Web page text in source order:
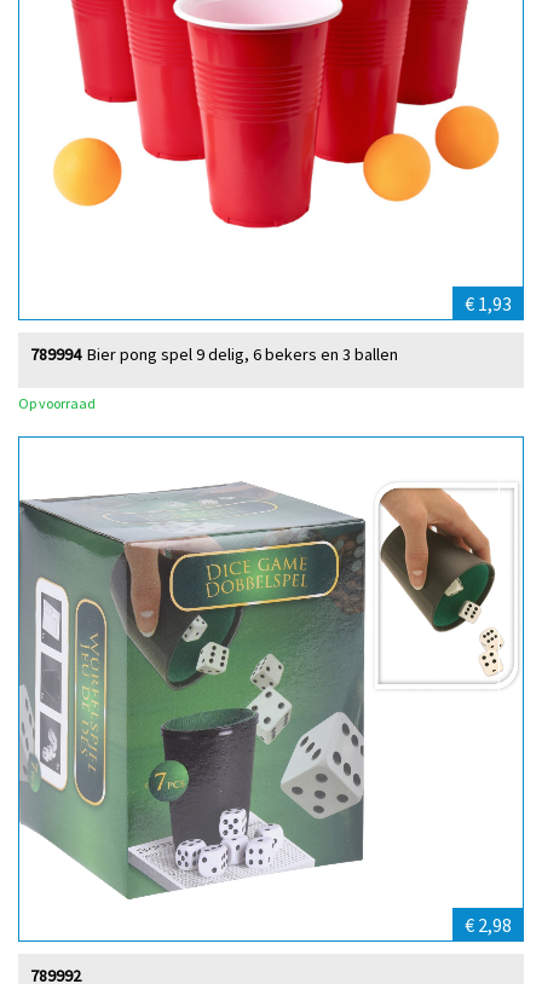
€ 1,93
Bier pong spel 9 delig, 6 bekers en 3 ballen
789994
Op voorraad
€ 2,98
789992